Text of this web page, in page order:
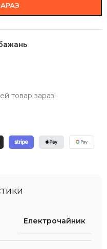
товар зараз!
Електрочайник